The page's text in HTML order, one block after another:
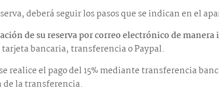
deberá seguir los pasos que se indican en el
de su reserva por correo electrónico de
bancaria, transferencia o Paypal.
realice el pago del 15% mediante transferencia
de la transferencia.